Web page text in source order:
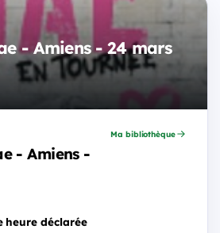
- Amiens - 24 mars
- Amiens -
Ma bibliothèque
heure déclarée